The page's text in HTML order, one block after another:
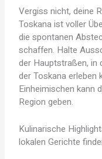
Vergiss nicht, deine
Toskana ist voller
die spontanen
schaffen. Halte
der Hauptstraßen, in
der Toskana erleben
Einheimischen kann
Region geben.
Kulinarische
lokalen Gerichte